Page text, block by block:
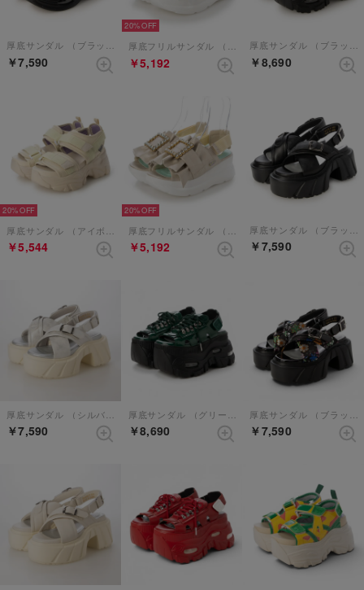
厚底サンダル （ブラックコンビ）
￥7,590
20%
厚底フリルサンダル （シルバー）
￥5,192
厚底サンダル （ブラックコンビ）
￥8,690
20%
厚底サンダル （アイボリー）
￥5,544
20%
厚底フリルサンダル （シャンパン）
￥5,192
厚底サンダル （ブラック）
￥7,590
￥7,590 ￥8,690 ￥7,590